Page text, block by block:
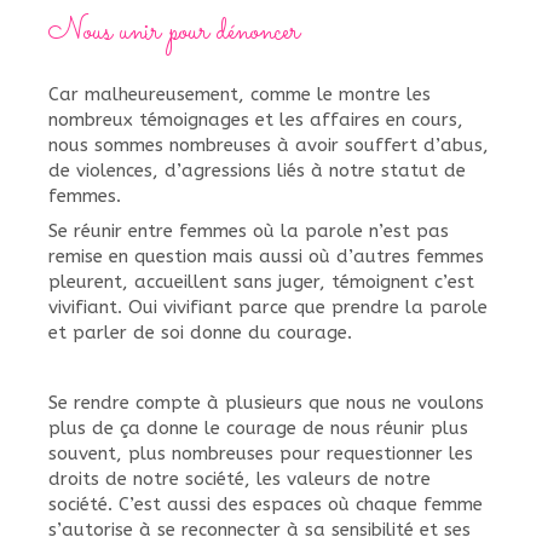
Nous unir pour dénoncer
Car malheureusement, comme le montre les
nombreux témoignages et les affaires en cours,
nous sommes nombreuses à avoir souffert d’abus,
de violences, d’agressions liés à notre statut de
femmes.
Se réunir entre femmes où la parole n’est pas
remise en question mais aussi où d’autres femmes
pleurent, accueillent sans juger, témoignent c’est
vivifiant. Oui vivifiant parce que prendre la parole
et parler de soi donne du courage.
Se rendre compte à plusieurs que nous ne voulons
plus de ça donne le courage de nous réunir plus
souvent, plus nombreuses pour requestionner les
droits de notre société, les valeurs de notre
société. C’est aussi des espaces où chaque femme
s’autorise à se reconnecter à sa sensibilité et ses